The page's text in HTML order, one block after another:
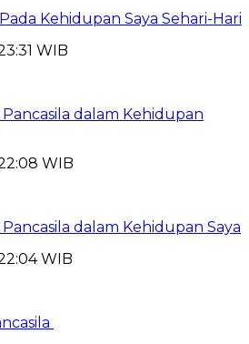
Kehidupan Saya Sehari-Hari
WIB
dalam Kehidupan
WIB
dalam Kehidupan Saya
WIB